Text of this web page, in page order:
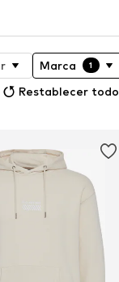
Marca 1
Restablecer todo